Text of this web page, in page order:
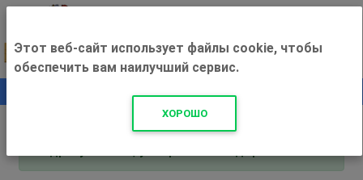
+500 ₽
Внимание! С 3 августа магазин работает по
Этот веб-сайт использует файлы cookie, чтобы
обеспечить вам наилучший сервис.
ХОРОШО